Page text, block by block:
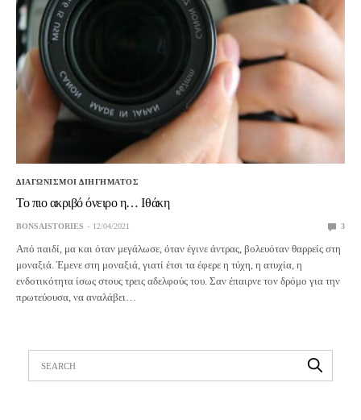
ΔΙΑΓΩΝΙΣΜΟΙ ΔΙΗΓΗΜΑΤΟΣ
Το πιο ακριβό όνειρο η… Ιθάκη
BONSAISTORIES 12/04/2021 3
Από παιδί, μα και όταν μεγάλωσε, όταν έγινε άντρας, βολευόταν θαρρείς στη
μοναξιά. Έμενε στη μοναξιά, γιατί έτσι τα έφερε η τύχη, η ατυχία, η
ενδοτικότητα ίσως στους τρεις αδελφούς του. Σαν έπαιρνε τον δρόμο για την
πρωτεύουσα, να αναλάβει…